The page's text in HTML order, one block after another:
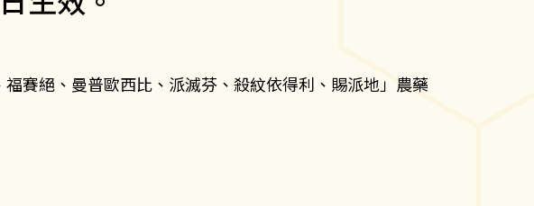
賽絕、曼普歐西比、派滅芬、殺紋依得利、賜派地」農藥